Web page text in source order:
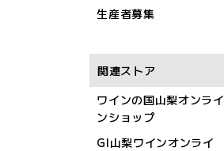
生産者募集
関連ストア
ワインの国山梨オンライ
ンショップ
GI山梨ワインオンライ